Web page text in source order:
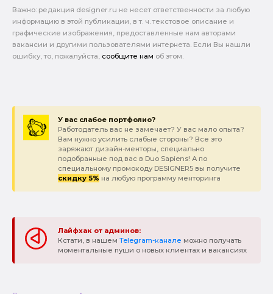
Важно: pедакция designer.ru не несет ответственности за любую
информацию в этой публикации, в т. ч. текстовое описание и
графические изображения, предоставленные нам авторами
вакансии и другими пользователями интернета. Если Вы нашли
ошибку, то, пожалуйста, сообщите нам об этом.
У вас слабое портфолио?
Работодатель вас не замечает? У вас мало опыта?
Вам нужно усилить слабые стороны? Все это
заряжают дизайн-менторы, специально
подобранные под вас в Duo Sapiens! А по
специальному промокоду DESIGNER5 вы получите
скидку 5% на любую программу менторинга
Лайфхак от админов:
Кстати, в нашем Telegram-канале можно получать
моментальные пуши о новых клиентах и вакансиях